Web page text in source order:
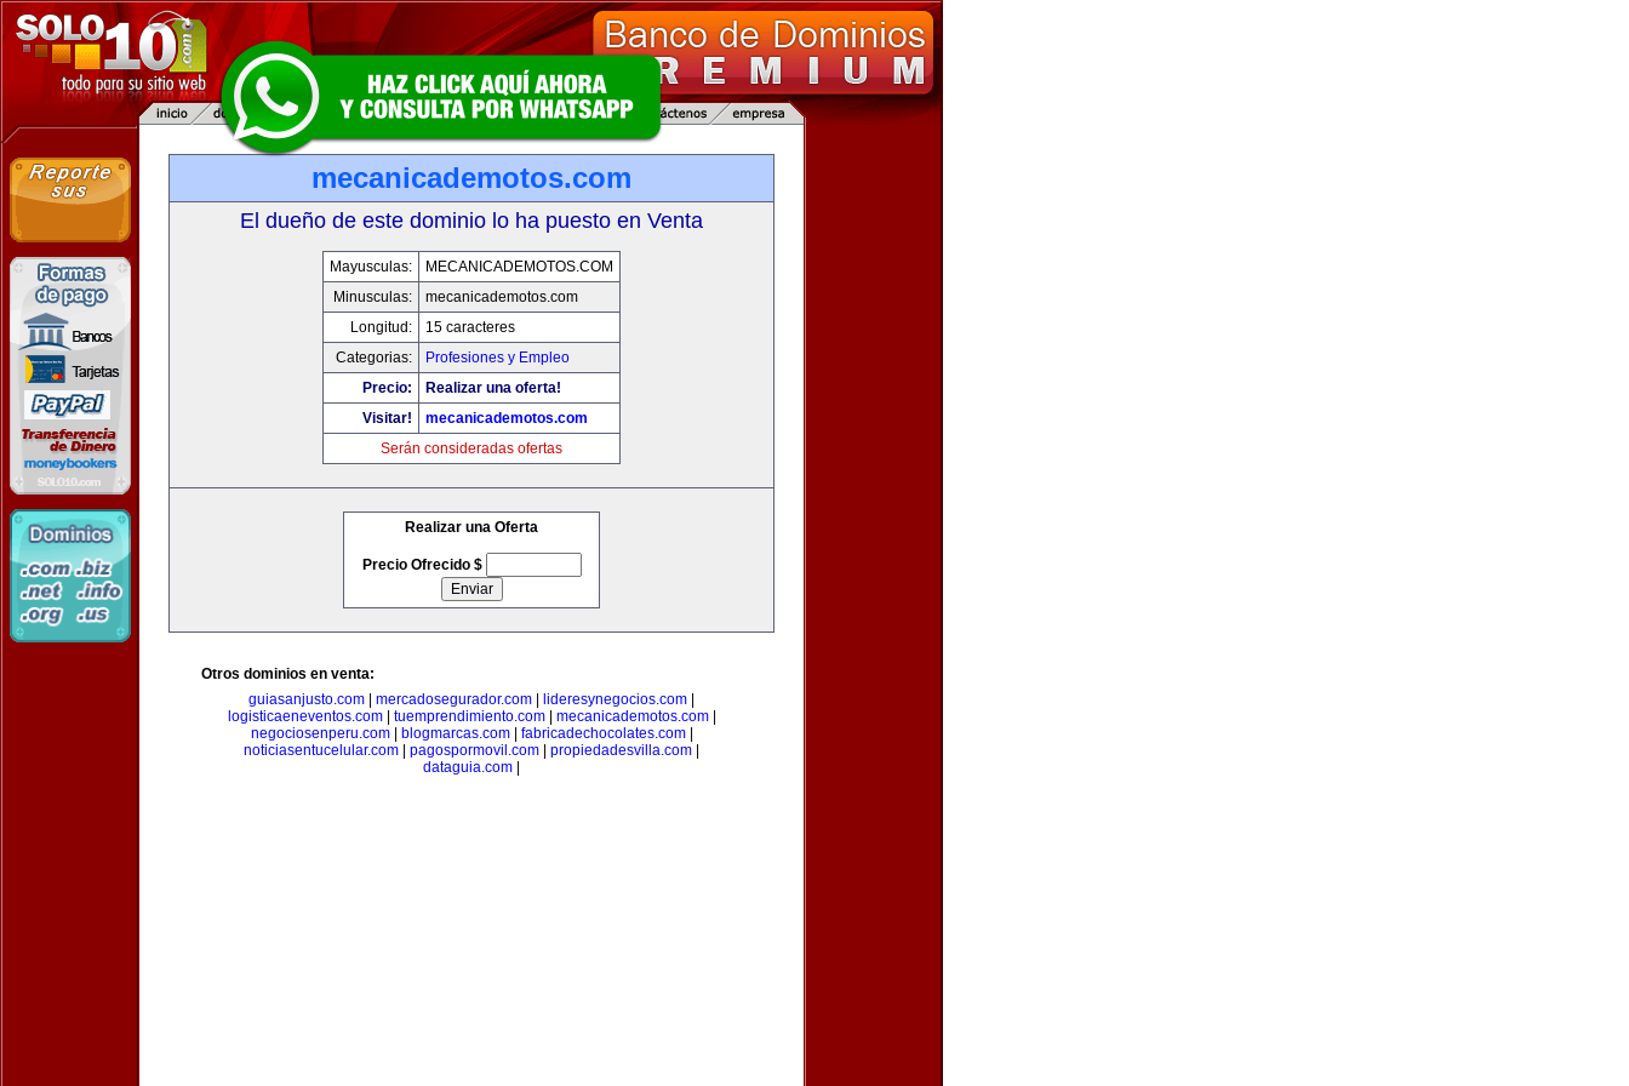
mecanicademotos.com
El dueño de este dominio lo ha puesto en Venta
Mayusculas:
MECANICADEMOTOS.COM
Minusculas:
mecanicademotos.com
Longitud:
15 caracteres
Categorias:
Profesiones y Empleo
Precio:
Realizar una oferta!
Visitar!
mecanicademotos.com
Serán consideradas ofertas
Realizar una Oferta
Precio Ofrecido $
Otros dominios en venta:
guiasanjusto.com
mercadosegurador.com lideresynegocios.com
logisticaeneventos.com| tuemprendimiento.com| mecanicademotos.com|
negociosenperu.com| blogmarcas.com| fabricadechocolates.com|
noticiasentucelular.com
pagospormovil.com propiedadesvilla.com
dataguia.com